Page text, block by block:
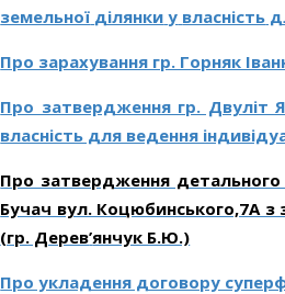
земельної ділянки у власність
Про зарахування гр. Горняк
Про затвердження гр. Двуліт
власність для ведення
Про затвердження детального
Бучач вул. Коцюбинського,7А з
(гр. Дерев’янчук Б.Ю.)
Про укладення договору